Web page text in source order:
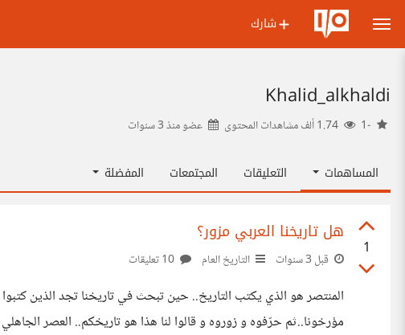
شارك
Khalid_alkhaldi
-1 عضو منذ3 سنوات
المساهمات التعليقات المجتمعات المفضلة
1
هل تاريخنا العربي مزور؟
قبل 3 سنوات التاريخ العام
المنتصر هو الذي يكتب التاريخ.. حين تبحث في تاريخنا تجد الذين
مؤرخونا..ثم حرّفوه و زوروه و قالوا لنا هذا هو تاريخكم.. العصر